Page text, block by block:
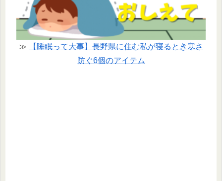
≫
【睡眠って大事】長野県に住む私が寝るとき寒さ
防ぐ6個のアイテム